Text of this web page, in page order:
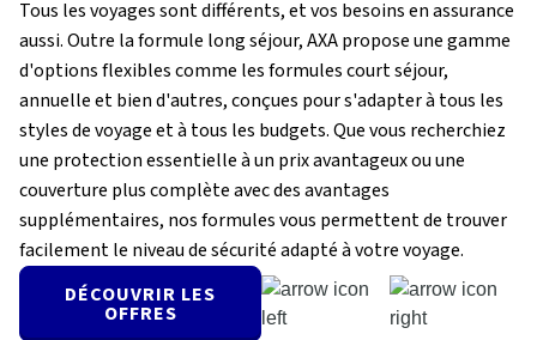
Tous les voyages sont différents, et vos besoins en assurance
aussi. Outre la formule long séjour, AXA propose une gamme
d'options flexibles comme les formules court séjour,
annuelle et bien d'autres, conçues pour s'adapter à tous les
styles de voyage et à tous les budgets. Que vous recherchiez
une protection essentielle à un prix avantageux ou une
couverture plus complète avec des avantages
supplémentaires, nos formules vous permettent de trouver
facilement le niveau de sécurité adapté à votre voyage.
DÉCOUVRIR LES
OFFRES